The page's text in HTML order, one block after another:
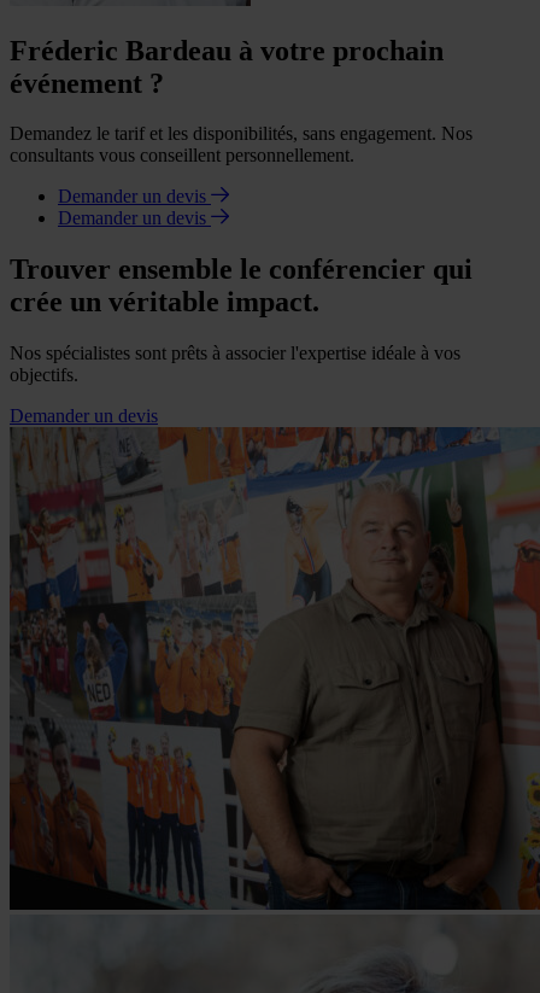
Fréderic Bardeau à votre prochain
événement ?
Demandez le tarif et les disponibilités, sans engagement. Nos
consultants vous conseillent personnellement.
Demander un devis
Demander un devis
Trouver ensemble le conférencier qui
crée un véritable impact.
Nos spécialistes sont prêts à associer l'expertise idéale à vos
objectifs.
Demander un devis